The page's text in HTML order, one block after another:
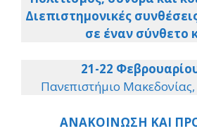
Διεπιστημονικές
σε έναν σύνθετο
21-22
Πανεπιστήμιο
ΑΝΑΚΟΙΝΩΣΗ ΚΑΙ